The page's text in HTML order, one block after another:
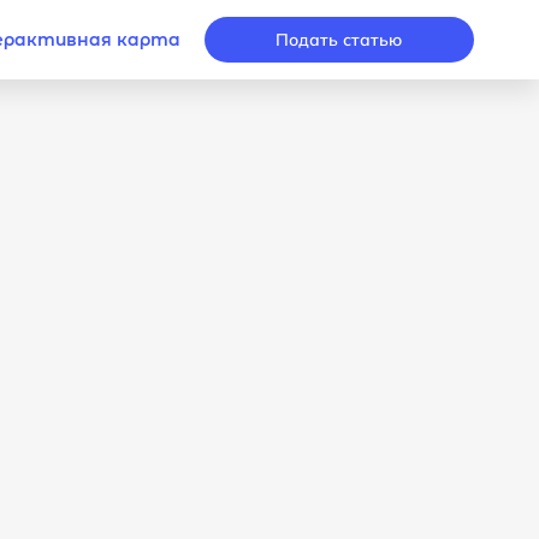
карта Подать статью